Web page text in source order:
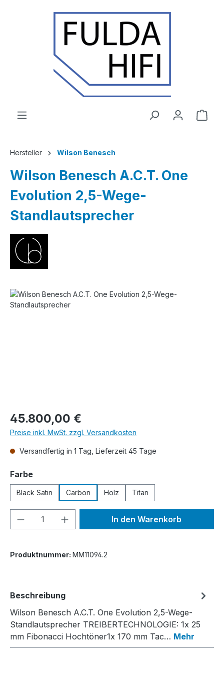
Zum Hauptinhalt springen
Hersteller Wilson Benesch
Wilson Benesch A.C.T. One
Evolution 2,5-Wege-
Standlautsprecher
Bildergalerie überspringen
Regulärer Preis:
45.800,00 €
Preise inkl. MwSt. zzgl. Versandkosten
Versandfertig in 1 Tag, Lieferzeit 45 Tage
Farbeauswählen
Black Satin Carbon Holz Titan
Produkt Anzahl: Gib denIn den Warenkorb
Produktnummer: MM11094.2
Beschreibung
Wilson Benesch A.C.T. One Evolution 2,5-Wege-
Standlautsprecher TREIBERTECHNOLOGIE: 1x 25
mm Fibonacci Hochtöner1x 170 mm Tac… Mehr